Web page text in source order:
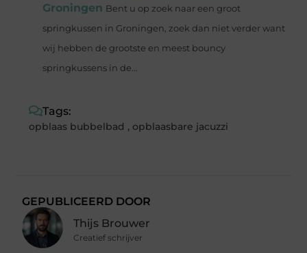
Groningen Bent u op zoek naar een groot
springkussen in Groningen, zoek dan niet verder want
wij hebben de grootste en meest bouncy
springkussens in de...
Tags:
opblaas bubbelbad , opblaasbare jacuzzi
GEPUBLICEERD DOOR
Thijs Brouwer
Creatief schrijver